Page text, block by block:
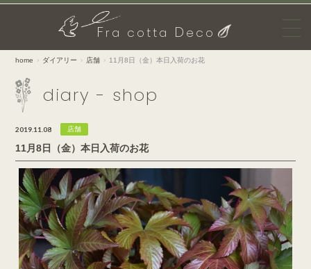
Fra cotta D eco
home ダイアリー 店舗 11月8日（金）本日入荷のお花
diary - shop
2019.11.08 店舗
11月8日（金）本日入荷のお花